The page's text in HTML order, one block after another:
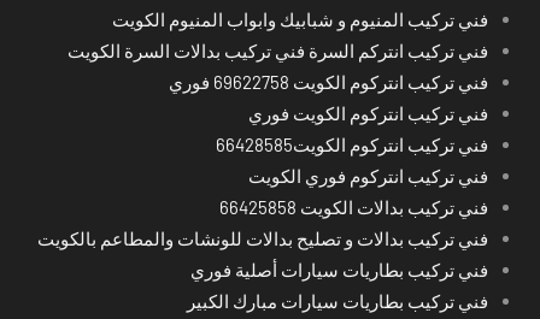
فني تركيب المنيوم و شبابيك وابواب المنيوم الكويت
فني تركيب انتركم السرة فني تركيب بدالات السرة الكويت
فني تركيب انتركوم الكويت 69622758 فوري
فني تركيب انتركوم الكويت فوري
فني تركيب انتركوم الكويت66428585
فني تركيب انتركوم فوري الكويت
فني تركيب بدالات الكويت 66425858
فني تركيب بدالات و تصليح بدالات للونشات والمطاعم بالكويت
فني تركيب بطاريات سيارات أصلية فوري
فني تركيب بطاريات سيارات مبارك الكبير